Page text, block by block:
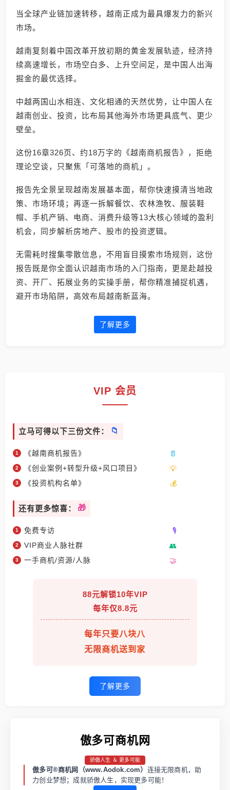
当全球产业链加速转移，越南正成为最具爆发力的新兴
市场。
越南复刻着中国改革开放初期的黄金发展轨迹，经济持
续高速增长，市场空白多、上升空间足，是中国人出海
掘金的最优选择。
中越两国山水相连、文化相通的天然优势，让中国人在
越南创业、投资，比布局其他海外市场更具底气、更少
壁垒。
这份16章326页、约18万字的《越南商机报告》，拒绝
理论空谈，只聚焦「可落地的商机」。
报告先全景呈现越南发展基本面，帮你快速摸清当地政
策、市场环境；再逐一拆解餐饮、农林渔牧、服装鞋
帽、手机产销、电商、消费升级等13大核心领域的盈利
机会，同步解析房地产、股市的投资逻辑。
无需耗时搜集零散信息，不用盲目摸索市场规则，这份
报告既是你全面认识越南市场的入门指南，更是赴越投
资、开厂、拓展业务的实操手册，帮你精准捕捉机遇，
避开市场陷阱，高效布局越南新蓝海。
了解更多
VIP 会员
立马可得以下三份文件：
《越南商机报告》
《创业案例+转型升级+风口项目》
《投资机构名单》
还有更多惊喜：
免费专访
VIP商业人脉社群
一手商机/资源/人脉
88元解锁10年VIP
每年仅8.8元
每年只要八块八
无限商机送到家
了解更多
傲多可商机网
骄傲人生 ＆ 更多可能
傲多可®商机网（www.Aodok.com） 连接无限商机，助
力创业梦想；成就骄傲人生，实现更多可能！